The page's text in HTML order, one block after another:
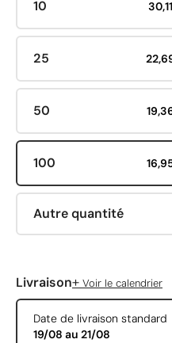
10
25
50
100
Autre quantité
Livraison+ Voir le calendrier
Date de livraison standard
19/08 au 21/08